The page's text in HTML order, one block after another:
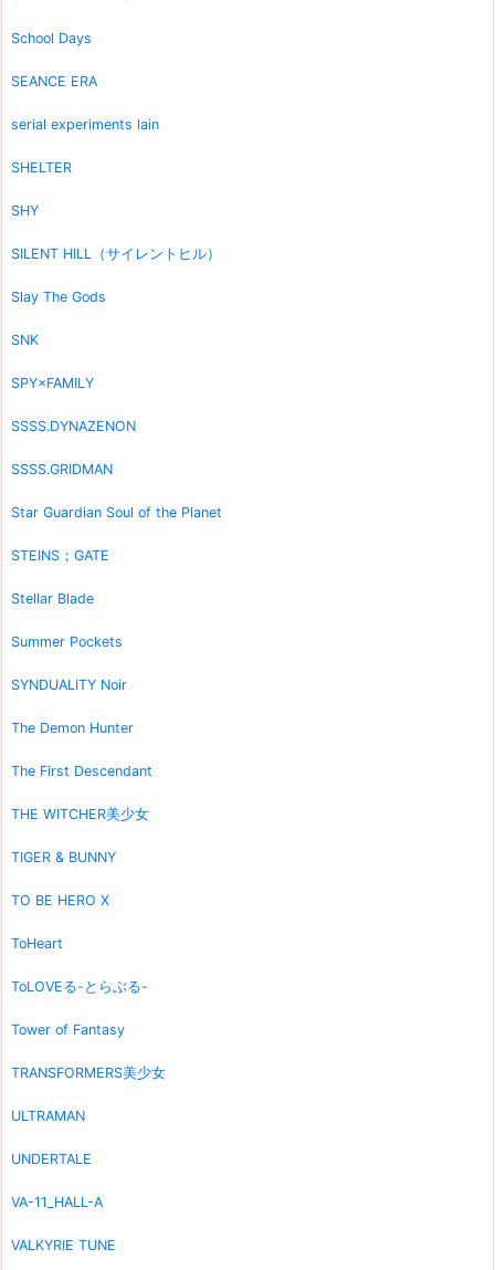
School Days
SEANCE ERA
serial experiments lain
SHELTER
SHY
SILENT HILL（サイレントヒル）
Slay The Gods
SNK
SPY×FAMILY
SSSS.DYNAZENON
SSSS.GRIDMAN
Star Guardian Soul of the Planet
STEINS；GATE
Stellar Blade
Summer Pockets
SYNDUALITY Noir
The Demon Hunter
The First Descendant
THE WITCHER美少女
TIGER & BUNNY
TO BE HERO X
ToHeart
ToLOVEる-とらぶる-
Tower of Fantasy
TRANSFORMERS美少女
ULTRAMAN
UNDERTALE
VA-11_HALL-A
VALKYRIE TUNE